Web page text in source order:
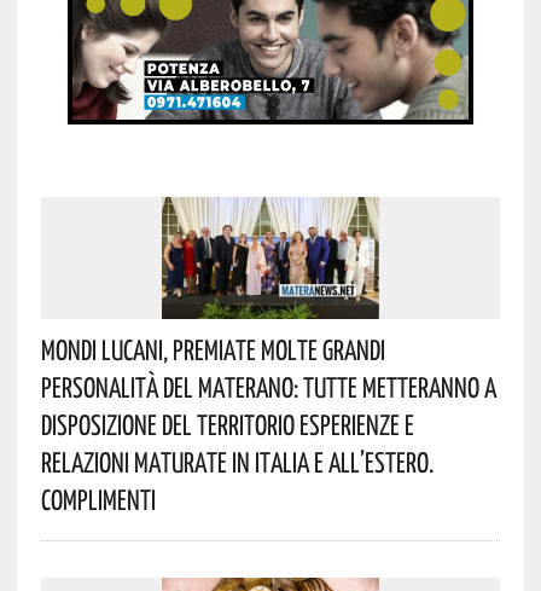
Mondi Lucani, Premiate Molte Grandi
Personalità Del Materano: Tutte Metteranno A
Disposizione Del Territorio Esperienze E
Relazioni Maturate In Italia E All’estero.
Complimenti